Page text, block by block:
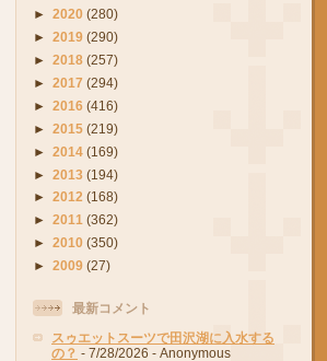
► 2020 (280)
► 2019 (290)
► 2018 (257)
► 2017 (294)
► 2016 (416)
► 2015 (219)
► 2014 (169)
► 2013 (194)
► 2012 (168)
► 2011 (362)
► 2010 (350)
► 2009 (27)
最新コメント
スゥエットスーツで田沢湖に入水する
の？ - 7/28/2026 - Anonymous